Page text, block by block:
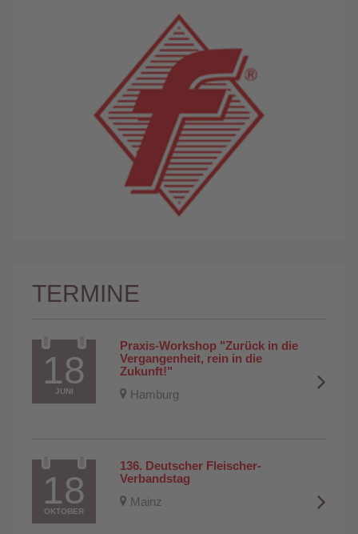
TERMINE
18
JUNI
Praxis-Workshop "Zurück in die
Vergangenheit, rein in die
Zukunft!"
Hamburg
18
OKTOBER
136. Deutscher Fleischer-
Verbandstag
Mainz